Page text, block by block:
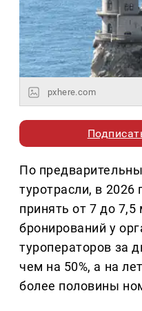
pxhere.com
По
туротрасли, в
принять от 7 до
бронирований у
туроператоров за
чем на 50%, а на
более половины